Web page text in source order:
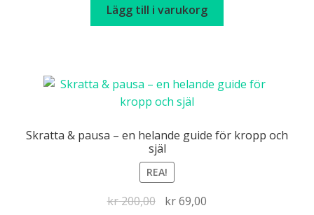
priset
var:
priset
är:
Lägg till i varukorg
Skratta & pausa – en helande guide för kropp och
själ
REA!
kr200,00
Det
kr69,00